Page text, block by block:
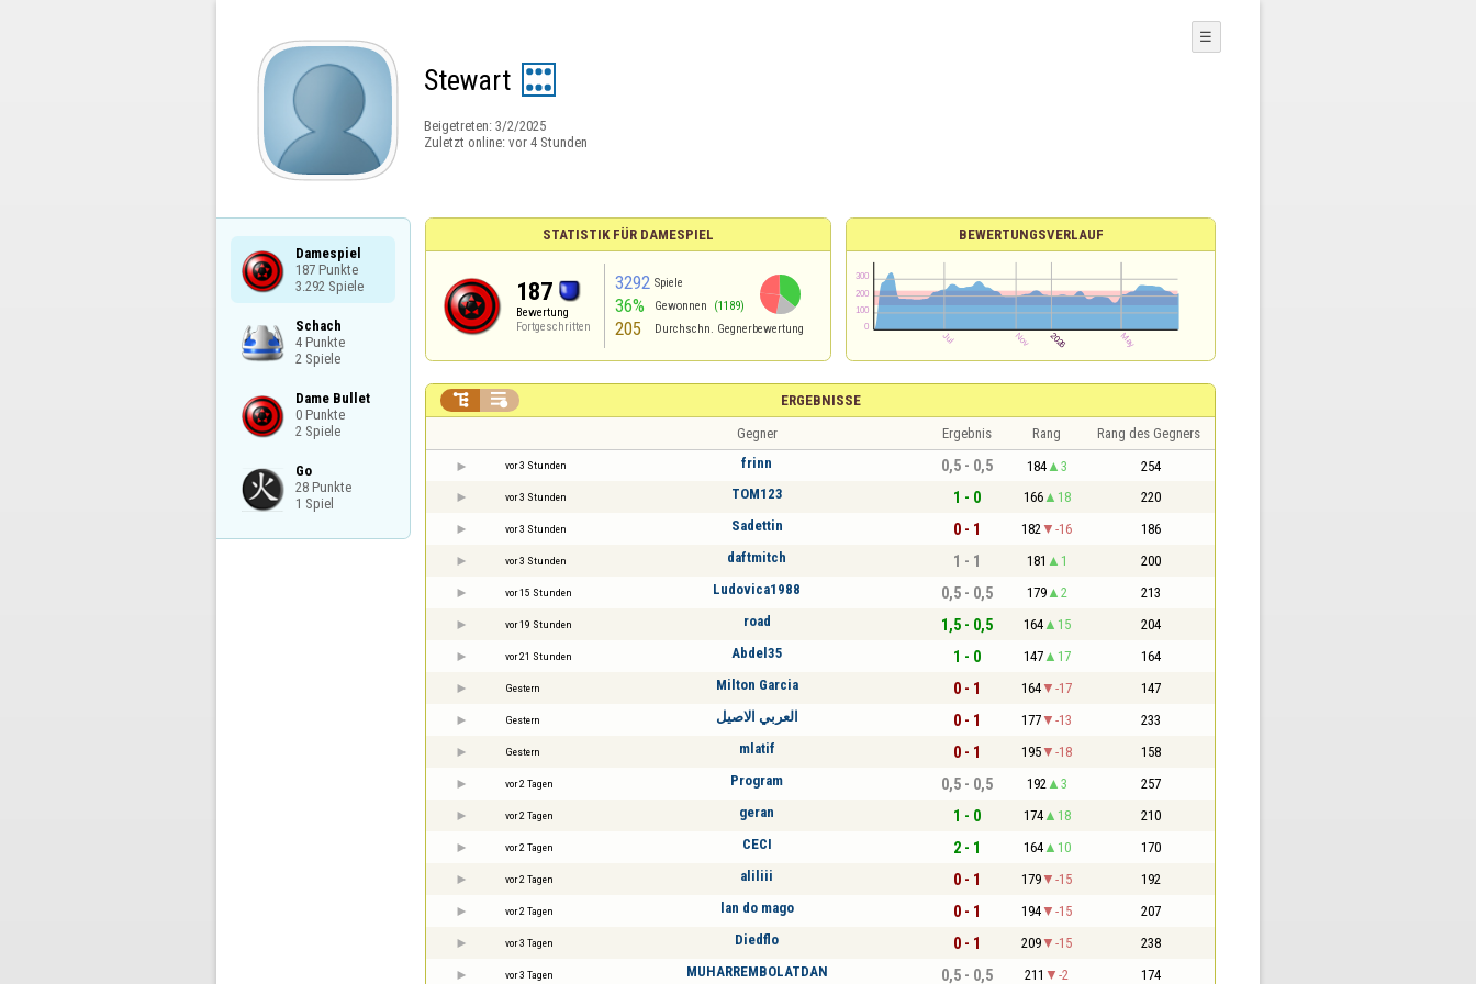
Stewart
Beigetreten: 3/2/2025
Zuletzt online: vor 4 Stunden
☰
Damespiel
187 Punkte
3.292 Spiele
Schach
4 Punkte
2 Spiele
Dame Bullet
0 Punkte
2 Spiele
Go
28 Punkte
1 Spiel
STATISTIK FÜR DAMESPIEL
187
Bewertung
Fortgeschritten
3292 Spiele
36% Gewonnen (1189)
205 Durchschn. Gegnerbewertung
BEWERTUNGSVERLAUF
ERGEBNISSE
 
Gegner Ergebnis Rang Rang des Gegners
vor 3 Stunden frinn 0,5 - 0,5 184 3 254
vor 3 Stunden TOM123 1 - 0 166 18 220
vor 3 Stunden Sadettin 0 - 1 182 -16 186
vor 3 Stunden daftmitch 1 - 1 181 1 200
vor 15 Stunden Ludovica1988 0,5 - 0,5 179 2 213
vor 19 Stunden road 1,5 - 0,5 164 15 204
vor 21 Stunden Abdel35 1 - 0 147 17 164
Gestern Milton Garcia 0 - 1 164 -17 147
Gestern العربي الاصيل 0 - 1 177 -13 233
Gestern mlatif 0 - 1 195 -18 158
vor 2 Tagen Program 0,5 - 0,5 192 3 257
vor 2 Tagen geran 1 - 0 174 18 210
vor 2 Tagen CECI 2 - 1 164 10 170
vor 2 Tagen aliliii 0 - 1 179 -15 192
vor 2 Tagen lan do mago 0 - 1 194 -15 207
vor 3 Tagen Diedflo 0 - 1 209 -15 238
vor 3 Tagen MUHARREMBOLATDAN 0,5 - 0,5 211 -2 174